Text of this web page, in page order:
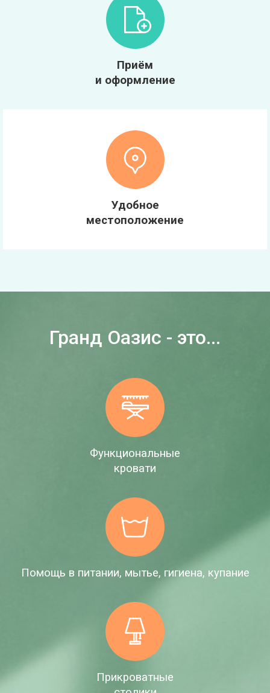
Приём
и оформление
Удобное
местоположение
Гранд Оазис - это...
Функциональные
кровати
Помощь в питании, мытье, гигиена, купание
Прикроватные